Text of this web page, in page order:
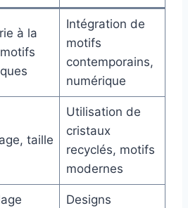
à la
Intégration de
motifs
contemporains,
numérique
taille
Utilisation de
cristaux
recyclés, motifs
modernes
Designs